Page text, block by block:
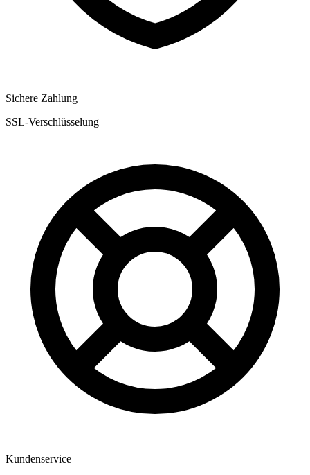
Sichere Zahlung
SSL-Verschlüsselung
Kundenservice